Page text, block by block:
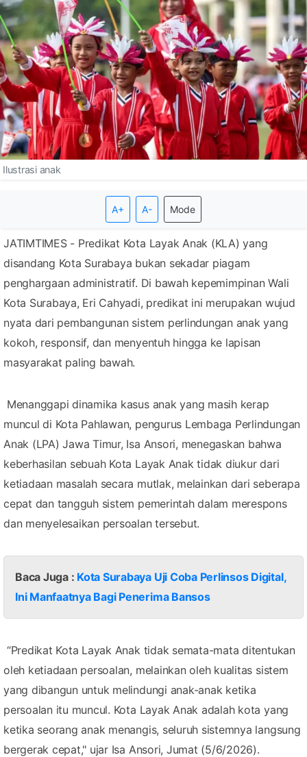
Ilustrasi anak
A+ A- Mode
JATIMTIMES - Predikat Kota Layak Anak (KLA) yang
disandang Kota Surabaya bukan sekadar piagam
penghargaan administratif. Di bawah kepemimpinan Wali
Kota Surabaya, Eri Cahyadi, predikat ini merupakan wujud
nyata dari pembangunan sistem perlindungan anak yang
kokoh, responsif, dan menyentuh hingga ke lapisan
masyarakat paling bawah.
Menanggapi dinamika kasus anak yang masih kerap
muncul di Kota Pahlawan, pengurus Lembaga Perlindungan
Anak (LPA) Jawa Timur, Isa Ansori, menegaskan bahwa
keberhasilan sebuah Kota Layak Anak tidak diukur dari
ketiadaan masalah secara mutlak, melainkan dari seberapa
cepat dan tangguh sistem pemerintah dalam merespons
dan menyelesaikan persoalan tersebut.
Baca Juga : Kota Surabaya Uji Coba Perlinsos Digital,
Ini Manfaatnya Bagi Penerima Bansos
“Predikat Kota Layak Anak tidak semata-mata ditentukan
oleh ketiadaan persoalan, melainkan oleh kualitas sistem
yang dibangun untuk melindungi anak-anak ketika
persoalan itu muncul. Kota Layak Anak adalah kota yang
ketika seorang anak menangis, seluruh sistemnya langsung
bergerak cepat," ujar Isa Ansori, Jumat (5/6/2026).